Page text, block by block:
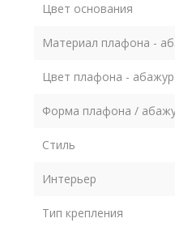
Цвет основания
Материал плафона -
Цвет плафона -
Форма плафона /
Стиль
Интерьер
Тип крепления